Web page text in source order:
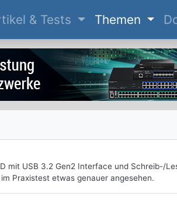
& Tests Themen
mit USB 3.2 Gen2 Interface und Schreib-/
Praxistest etwas genauer angesehen.